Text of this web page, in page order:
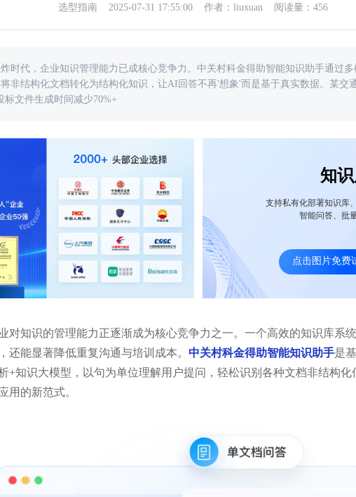
选型指南 2025-07-31 17:55:00 作者：liuxuan 阅读量：456
时代，企业知识管理能力已成核心竞争力。中关村科金得助智能知识助手通过
非结构化文档转化为结构化知识，让AI回答不再'想象'而是基于真实数据。某交
标文件生成时间减少70%+
知
支持私有化部署知识库
智能问答、批
点击图片免费
对知识的管理能力正逐渐成为核心竞争力之一。一个高效的知识库系
还能显著降低重复沟通与培训成本。 中关村科金得助智能知识助手是
+知识大模型，以句为单位理解用户提问，轻松识别各种文档非结构
用的新范式。
得助智能：AI驱动保险知识库升
取效率提升 50%
外资银行大智能知识库+合规助手应用案
例： 银行合规质效“原地起飞”！
量